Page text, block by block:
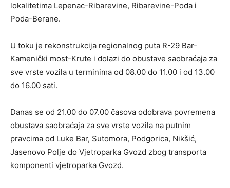
lokalitetima Lepenac-Ribarevine, Ribarevine-Poda i
Poda-Berane.
U toku je rekonstrukcija regionalnog puta R-29 Bar-
Kamenički most-Krute i dolazi do obustave saobraćaja za
sve vrste vozila u terminima od 08.00 do 11.00 i od 13.00
do 16.00 sati.
Danas se od 21.00 do 07.00 časova odobrava povremena
obustava saobraćaja za sve vrste vozila na putnim
pravcima od Luke Bar, Sutomora, Podgorica, Nikšić,
Jasenovo Polje do Vjetroparka Gvozd zbog transporta
komponenti vjetroparka Gvozd.